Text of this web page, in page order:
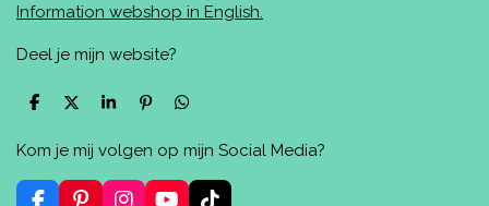
Information webshop in English.
Deel je mijn website?
D
e
D
l
S
r
P
n
n
D
e
Kom je mij volgen op mijn Social Media?